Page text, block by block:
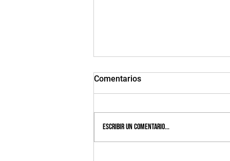
Comentarios
Escribir un comentario...